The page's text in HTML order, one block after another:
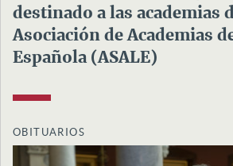
destinado a las academias
Asociación de Academias
Española (ASALE)
OBITUARIOS